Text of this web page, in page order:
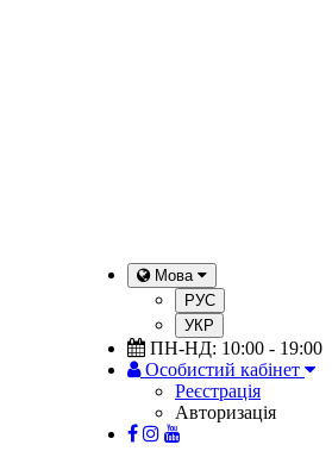
Мова
РУС
УКР
ПН-НД: 10:00 - 19:00
Особистий кабінет
Реєстрація
Авторизація